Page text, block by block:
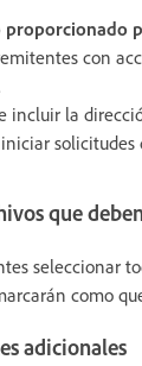
proporcionado
con
incluir la
solicitudes
que
seleccionar
como
adicionales